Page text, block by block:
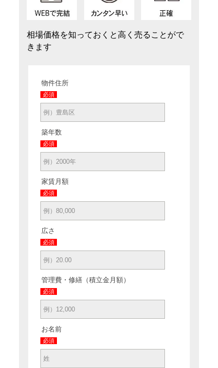
相場価格を知っておくと高く売ることがで
きます
物件住所
必須
築年数
必須
家賃月額
必須
広さ
必須
管理費・修繕（積立金月額）
必須
お名前
必須